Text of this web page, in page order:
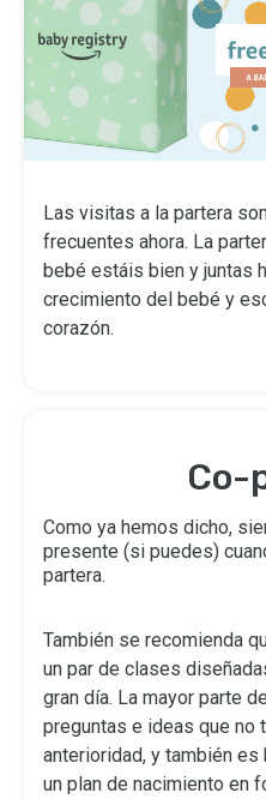
Las visitas a la partera
frecuentes ahora. La
bebé estáis bien y juntas
crecimiento del bebé y
corazón.
Co-
Como ya hemos dicho,
presente (si puedes)
partera.
También se recomienda
un par de clases
gran día. La mayor parte
preguntas e ideas que no
anterioridad, y también
un plan de nacimiento en